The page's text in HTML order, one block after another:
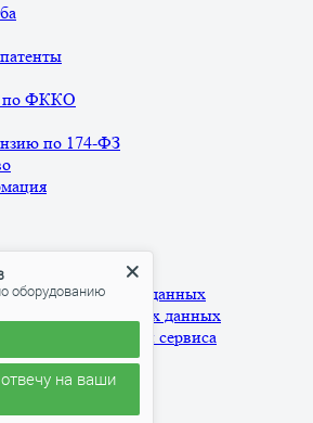
по ФККО
по 174-ФЗ
персональных данных
персональных данных
cookies и сервиса
оборудованию
на ваши